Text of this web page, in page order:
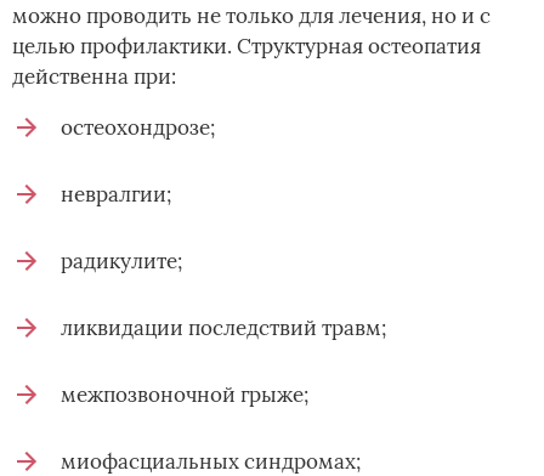
можно проводить не только для лечения, но и с
целью профилактики. Структурная остеопатия
действенна при:
остеохондрозе;
невралгии;
радикулите;
ликвидации последствий травм;
межпозвоночной грыже;
миофасциальных синдромах;